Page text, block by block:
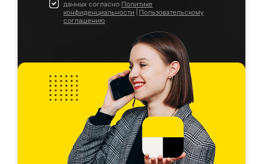
данных согласно Политике
конфиденциальности
Пользовательскому
соглашению